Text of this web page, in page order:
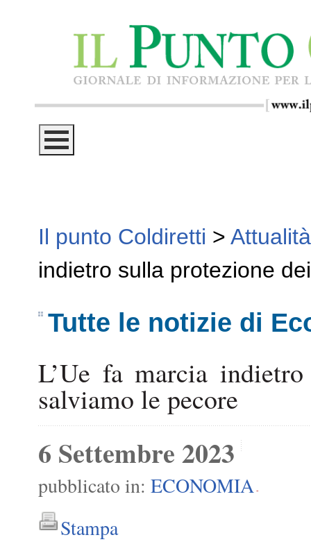
Il punto Coldiretti > Attualità
indietro sulla protezione
Tutte le notizie di
L’Ue fa marcia
salviamo le pecore
6 Settembre 2023
pubblicato in: ECONOMIA -
Stampa